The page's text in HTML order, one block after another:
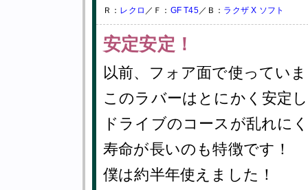
Ｒ： レクロ ／Ｆ： GF T45／Ｂ： ラクザ X ソフト
安定安定！
以前、フォア面で使ってい
このラバーはとにかく安定
ドライブのコースが乱れに
寿命が長いのも特徴です！
僕は約半年使えました！